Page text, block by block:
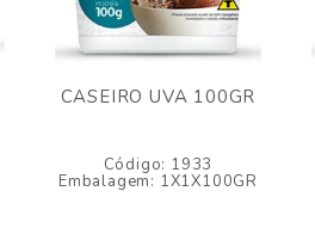
CASEIRO UVA 100GR
Código: 1933
Embalagem: 1X1X100GR